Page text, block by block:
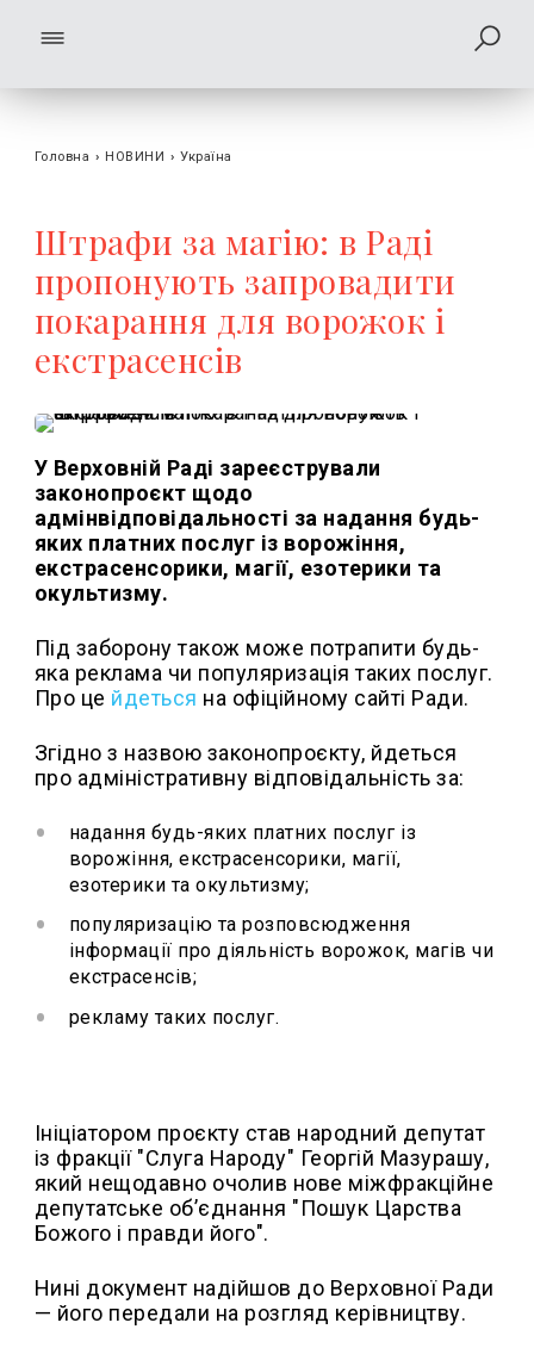
Головна › НОВИНИ › Україна
Штрафи за магію: в Раді
пропонують запровадити
покарання для ворожок і
екстрасенсів
У Верховній Раді зареєстрували
законопроєкт щодо
адмінвідповідальності за надання будь-
яких платних послуг із ворожіння,
екстрасенсорики, магії, езотерики та
окультизму.
Під заборону також може потрапити будь-
яка реклама чи популяризація таких послуг.
Про це йдеться на офіційному сайті Ради.
Згідно з назвою законопроєкту, йдеться
про адміністративну відповідальність за:
надання будь-яких платних послуг із
ворожіння, екстрасенсорики, магії,
езотерики та окультизму;
популяризацію та розповсюдження
інформації про діяльність ворожок, магів чи
екстрасенсів;
рекламу таких послуг.
Ініціатором проєкту став народний депутат
із фракції "Слуга Народу" Георгій Мазурашу,
який нещодавно очолив нове міжфракційне
депутатське об’єднання "Пошук Царства
Божого і правди його".
Нині документ надійшов до Верховної Ради
— його передали на розгляд керівництву.